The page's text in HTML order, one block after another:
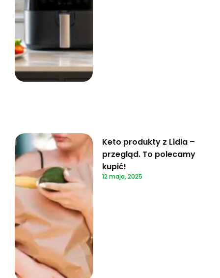
Keto produkty z Lidla –
przegląd. To polecamy
kupić!
12 maja, 2025